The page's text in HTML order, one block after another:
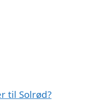
til Solrød?